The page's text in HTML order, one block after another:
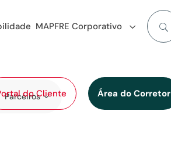
MAPFRE Corporativo
do Cliente Área do Corretor
Parceiros